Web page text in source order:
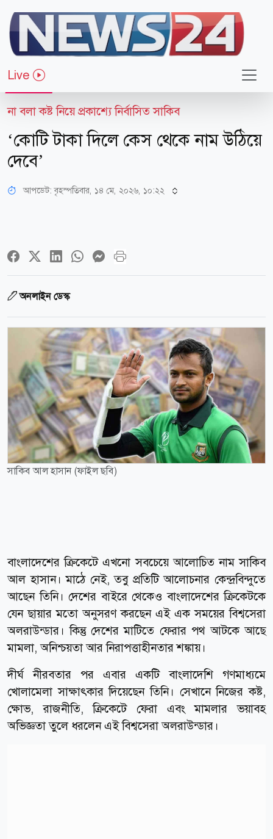
Live
খেলাধুলা
না বলা কষ্ট নিয়ে প্রকাশ্যে নির্বাসিত সাকিব
‘কোটি টাকা দিলে কেস থেকে নাম উঠিয়ে
দেবে’
আপডেট: বৃহস্পতিবার, ১৪ মে, ২০২৬, ১০:২২
অনলাইন ডেস্ক
সাকিব আল হাসান (ফাইল ছবি)
বাংলাদেশের ক্রিকেটে এখনো সবচেয়ে আলোচিত নাম সাকিব
আল হাসান। মাঠে নেই, তবু প্রতিটি আলোচনার কেন্দ্রবিন্দুতে
আছেন তিনি। দেশের বাইরে থেকেও বাংলাদেশের ক্রিকেটকে
যেন ছায়ার মতো অনুসরণ করছেন এই এক সময়ের বিশ্বসেরা
অলরাউন্ডার। কিন্তু দেশের মাটিতে ফেরার পথ আটকে আছে
মামলা, অনিশ্চয়তা আর নিরাপত্তাহীনতার শঙ্কায়।
দীর্ঘ নীরবতার পর এবার একটি বাংলাদেশি গণমাধ্যমে
খোলামেলা সাক্ষাৎকার দিয়েছেন তিনি। সেখানে নিজের কষ্ট,
ক্ষোভ, রাজনীতি, ক্রিকেটে ফেরা এবং মামলার ভয়াবহ
অভিজ্ঞতা তুলে ধরলেন এই বিশ্বসেরা অলরাউন্ডার।